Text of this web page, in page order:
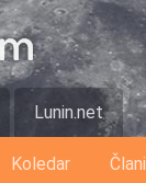
Koledar Člani
Lunin.net